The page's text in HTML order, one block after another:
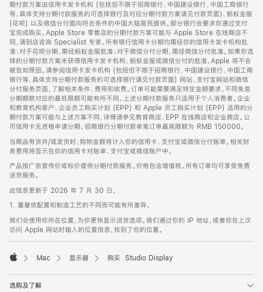
期付款方案由信用卡发卡机构 (包括但不限于招商银行、中国建设银行、中国工商银行
等，具体支持分期付款服务的可选择银行及对应分期付款方案请见付款页面)、蚂蚁金服
(花呗) 以及微信分付面向符合条件的中国大陆居民提供。部分银行会要求你通过支付
宝完成购买。Apple Store 零售店的分期付款方案可能与 Apple Store 在线商店不
同，请到店咨询 Specialist 专家。所有银行信用卡分期均需经你的信用卡发卡机构批
准；对于花呗分期，需经蚂蚁金服批准；对于微信分付分期，需经微信分付批准。如果你选
择的分期付款方案未获得信用卡发卡机构、蚂蚁金服或微信分付的批准，Apple 将不会
被告知原因。请参阅信用卡发卡机构 (包括但不限于招商银行、中国建设银行、中国工商
银行等，具体支持分期付款服务的可选择银行请见付款页面) 网站、支付宝网站和微信
分付服务页面，了解相关条件、费用和收费。订单可能需要满足特定金额要求，不同免息
分期期数对应的最低限额可能有所不同。上述分期付款服务只适用于个人消费者。企业
和教育机构客户、企业员工购买计划 (EPP) 和 Apple 员工购买计划 (EPP) 适用的分
期付款方案可能与上述方案不同，详情请参见教育商店、EPP 在线商店和企业商店。公
司信用卡无资格申请分期。招商银行分期付款单笔订单最高限额为 RMB 150000。
当商品有货并/或发货时，购物金额将计入你的信用卡、支付宝或微信分付账单。相关财
务费用将显示在你的信用卡对账单、支付宝或微信账户中。
产品按广告宣传价或标价提供分期付款服务。价格包含增值税。所有订单均可享受免费
送货服务。
此信息更新于 2026 年 7 月 30 日。
1. 重量依配置和制造工艺的不同而可能有所差异。
我们会使用你所在位置，为你更快显示送货选项。我们通过你的 IP 地址，或者你在上次
访问 Apple 网站时输入的位置信息，找到了你的位置。
Mac 显示器 购买 Studio Display
选购及了解